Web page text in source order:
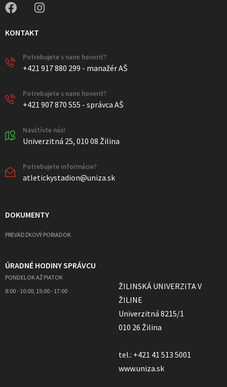
KONTAKT
Potrebujete s nami hovoriť?
+421 917 880 299 - manažér AŠ
Potrebujete s nami hovoriť?
+421 907 870 555 - správca AŠ
Navštívte nás!
Univerzitná 25, 010 08 Žilina
Potrebujete informácie?
atletickystadion@uniza.sk
DOKUMENTY
PREVÁDZKOVÝ PORIADOK
ÚRADNÉ HODINY SPRÁVCU
PONDELOK AŽ PIATOK
8:00 - 10:00, 15:00 - 17:00
ŽILINSKÁ UNIVERZITA V
ŽILINE
Univerzitná 8215/1
010 26 Žilina
tel.: +421 41 513 5001
www.uniza.sk